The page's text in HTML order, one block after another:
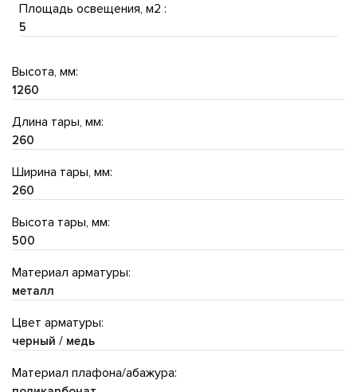
Площадь освещения, м2 :
5
Высота, мм:
1260
Длина тары, мм:
260
Ширина тары, мм:
260
Высота тары, мм:
500
Материал арматуры:
металл
Цвет арматуры:
черный / медь
Материал плафона/абажура: